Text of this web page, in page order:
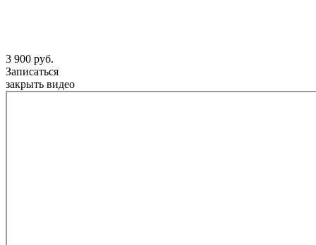
3 900 руб.
Записаться
закрыть видео